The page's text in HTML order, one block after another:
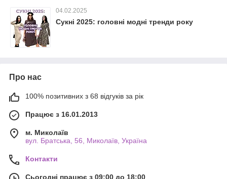
04.02.2025
Сукні 2025: головні модні тренди року
Про нас
100% позитивних з 68 відгуків за рік
Працює з 16.01.2013
м. Миколаїв
вул. Братська, 56, Миколаїв, Україна
Контакти
Сьогодні працює з 09:00 до 18:00